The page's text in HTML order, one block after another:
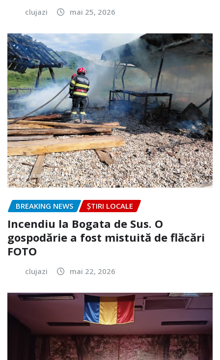
clujazi mai 25, 2026
BREAKING NEWS ȘTIRI LOCALE
Incendiu la Bogata de Sus. O
gospodărie a fost mistuită de flăcări
FOTO
clujazi mai 22, 2026